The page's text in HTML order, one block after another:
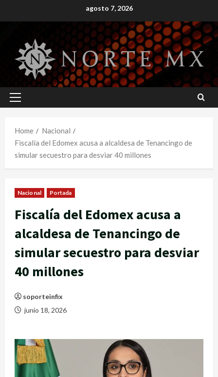
to
agosto 7, 2026
Primary
Home
Nacional
Fiscalía del Edomex acusa a alcaldesa de Tenancingo de
simular secuestro para desviar 40 millones
Nacional Portada
Fiscalía del Edomex acusa a
alcaldesa de Tenancingo de
simular secuestro para desviar
40 millones
soporteinfix
junio 18, 2026